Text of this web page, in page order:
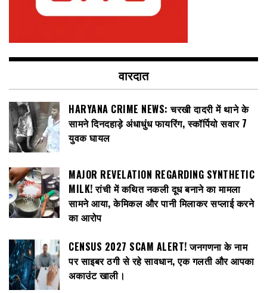
वारदात
HARYANA CRIME NEWS: चरखी दादरी में थाने के
सामने दिनदहाड़े अंधाधुंध फायरिंग, स्कॉर्पियो सवार 7
युवक घायल
MAJOR REVELATION REGARDING SYNTHETIC
MILK! रांची में कथित नकली दूध बनाने का मामला
सामने आया, केमिकल और पानी मिलाकर सप्लाई करने
का आरोप
CENSUS 2027 SCAM ALERT! जनगणना के नाम
पर साइबर ठगी से रहे सावधान, एक गलती और आपका
अकाउंट खाली।